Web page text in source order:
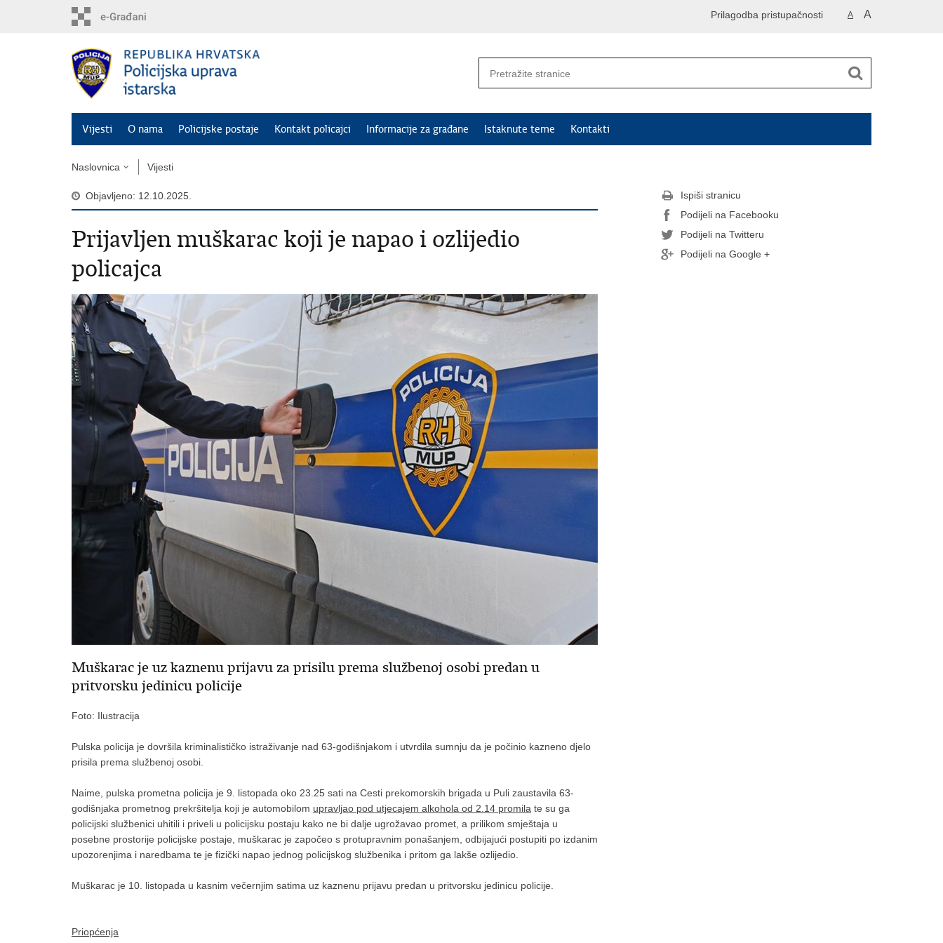
A A
Prilagodba pristupačnosti
Vijesti O nama Policijske postaje Kontakt policajci Informacije za građane Istaknute teme Kontakti
Naslovnica Vijesti
Objavljeno: 12.10.2025.
Prijavljen muškarac koji je napao i ozlijedio
policajca
Muškarac je uz kaznenu prijavu za prisilu prema službenoj osobi predan u
pritvorsku jedinicu policije
Foto: Ilustracija
Pulska policija je dovršila kriminalističko istraživanje nad 63-godišnjakom i utvrdila sumnju da je počinio kazneno djelo
prisila prema službenoj osobi.
Naime, pulska prometna policija je 9. listopada oko 23.25 sati na Cesti prekomorskih brigada u Puli zaustavila 63-
godišnjaka prometnog prekršitelja koji je automobilom upravljao pod utjecajem alkohola od 2.14 promila te su ga
policijski službenici uhitili i priveli u policijsku postaju kako ne bi dalje ugrožavao promet, a prilikom smještaja u
posebne prostorije policijske postaje, muškarac je započeo s protupravnim ponašanjem, odbijajući postupiti po izdanim
upozorenjima i naredbama te je fizički napao jednog policijskog službenika i pritom ga lakše ozlijedio.
Muškarac je 10. listopada u kasnim večernjim satima uz kaznenu prijavu predan u pritvorsku jedinicu policije.
Priopćenja
Ispiši stranicu
Podijeli na Facebooku
Podijeli na Twitteru
Podijeli na Google +